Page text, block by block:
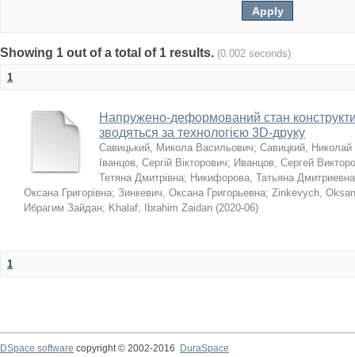
Showing 1 out of a total of 1 results. (0.002 seconds)
1
Напружено-деформований стан
зводяться за технологією 3D-друку
Савицький, Микола Васильович; Савицкий,
Іванцов, Сергій Вікторович; Иванцов, Сергей
Тетяна Дмитрівна; Никифорова, Татьяна Дмитриевна
Оксана Григорівна; Зинкевич, Оксана Григорьевна; Zinkevych,
Ибрагим Зайдан; Khalaf, Ibrahim Zaidan (2020-06)
1
DSpace software copyright © 2002-2016
DuraSpace